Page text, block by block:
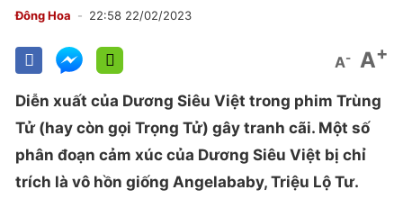
Đông Hoa 22:58 22/02/2023
A- A+
Diễn xuất của Dương Siêu Việt trong phim Trùng
Tử (hay còn gọi Trọng Tử) gây tranh cãi. Một số
phân đoạn cảm xúc của Dương Siêu Việt bị chỉ
trích là vô hồn giống Angelababy, Triệu Lộ Tư.